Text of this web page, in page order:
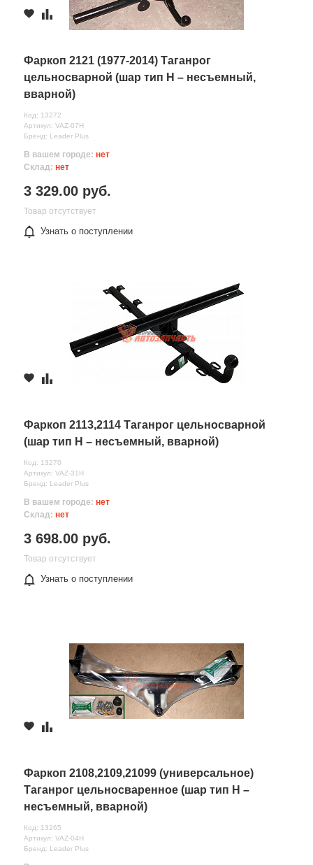
Фаркоп 2121 (1977-2014) Таганрог
цельносварной (шар тип Н – несъемный,
вварной)
Код: 13272
Артикул: VAZ-07Н
Бренд: Leader Plus
В вашем городе: нет
Склад: нет
3 329.00 руб.
Товар отсутствует
Узнать о поступлении
Фаркоп 2113,2114 Таганрог цельносварной
(шар тип Н – несъемный, вварной)
Код: 13270
Артикул: VAZ-31Н
Бренд: Leader Plus
В вашем городе: нет
Склад: нет
3 698.00 руб.
Товар отсутствует
Узнать о поступлении
Фаркоп 2108,2109,21099 (универсальное)
Таганрог цельносваренное (шар тип Н –
несъемный, вварной)
Код: 13265
Артикул: VAZ-04H
Бренд: Leader Plus